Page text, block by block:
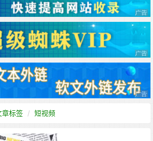
池
章标签 短视频